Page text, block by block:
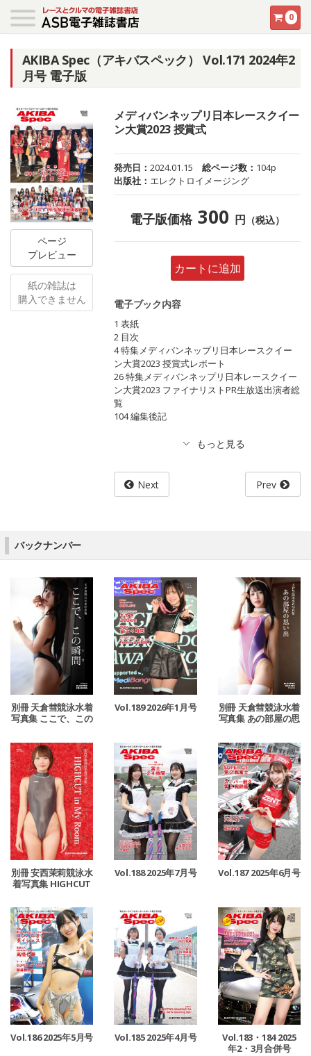
0
AKIBA Spec（アキバスペック） Vol.171 2024年2
月号 電子版
ページ
プレビュー
紙の雑誌は
購入できません
メディバンネップリ日本レースクイー
ン大賞2023 授賞式
発売日：2024.01.15 総ページ数： 104p
出版社： エレクトロイメージング
電子版価格 300 円 （税込）
カートに追加
電子ブック内容
1 表紙
2 目次
4 特集メディバンネップリ日本レースクイー
ン大賞2023 授賞式レポート
26 特集メディバンネップリ日本レースクイー
ン大賞2023 ファイナリストPR生放送出演者総
覧
104 編集後記
Next Prev
バックナンバー
別冊 天倉彗競泳水着
写真集 ここで、この
瞬間
Vol.189 2026年1月号
別冊 天倉彗競泳水着
写真集 あの部屋の思
い出
別冊 安西茉莉競泳水
着写真集 HIGHCUT
Vol.188 2025年7月号 Vol.187 2025年6月号
Vol.186 2025年5月号 Vol.185 2025年4月号
Vol.183・184 2025
年2・3月合併号